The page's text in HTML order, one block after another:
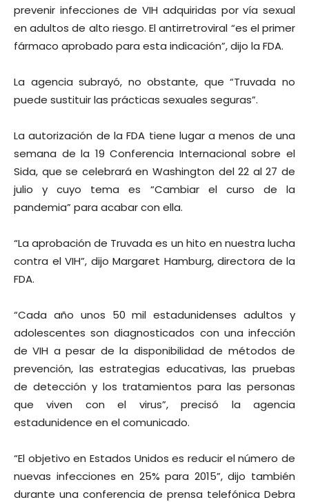
prevenir infecciones de VIH adquiridas por vía sexual
en adultos de alto riesgo. El antirretroviral “es el primer
fármaco aprobado para esta indicación”, dijo la FDA.
La agencia subrayó, no obstante, que “Truvada no
puede sustituir las prácticas sexuales seguras”.
La autorización de la FDA tiene lugar a menos de una
semana de la 19 Conferencia Internacional sobre el
Sida, que se celebrará en Washington del 22 al 27 de
julio y cuyo tema es “Cambiar el curso de la
pandemia” para acabar con ella.
“La aprobación de Truvada es un hito en nuestra lucha
contra el VIH”, dijo Margaret Hamburg, directora de la
FDA.
“Cada año unos 50 mil estadunidenses adultos y
adolescentes son diagnosticados con una infección
de VIH a pesar de la disponibilidad de métodos de
prevención, las estrategias educativas, las pruebas
de detección y los tratamientos para las personas
que viven con el virus”, precisó la agencia
estadunidence en el comunicado.
“El objetivo en Estados Unidos es reducir el número de
nuevas infecciones en 25% para 2015”, dijo también
durante una conferencia de prensa telefónica Debra